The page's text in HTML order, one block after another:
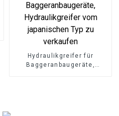
Hydraulikgreifer für
Baggeranbaugeräte,